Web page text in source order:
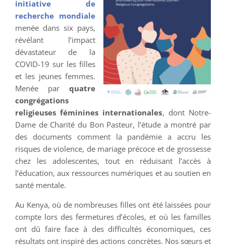
initiative de
recherche mondiale
menée dans six pays,
révélant l’impact
dévastateur de la
COVID-19 sur les filles
et les jeunes femmes.
Menée par quatre
congrégations
religieuses féminines internationales, dont Notre-
Dame de Charité du Bon Pasteur, l’étude a montré par
des documents comment la pandémie a accru les
risques de violence, de mariage précoce et de grossesse
chez les adolescentes, tout en réduisant l’accès à
l’éducation, aux ressources numériques et au soutien en
santé mentale.
Au Kenya, où de nombreuses filles ont été laissées pour
compte lors des fermetures d’écoles, et où les familles
ont dû faire face à des difficultés économiques, ces
résultats ont inspiré des actions concrètes. Nos sœurs et